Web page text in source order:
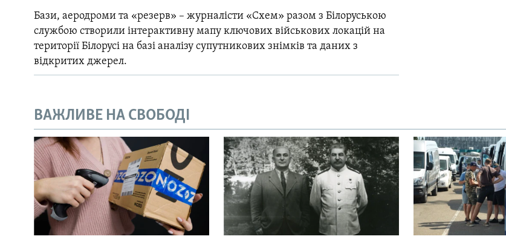
Бази, аеродроми та «резерв» – журналісти «Схем» разом з Білоруською
службою створили інтерактивну мапу ключових військових локацій на
території Білорусі на базі аналізу супутникових знімків та даних з
відкритих джерел.
ВАЖЛИВЕ НА СВОБОДІ